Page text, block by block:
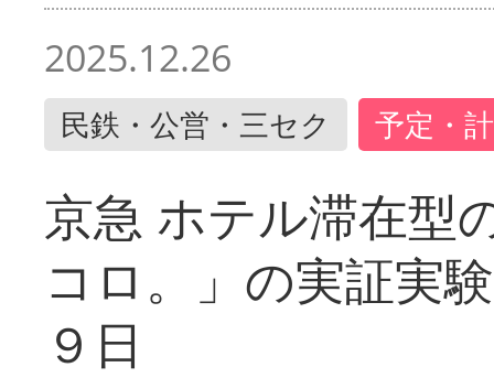
2025.12.26
民鉄・公営・三セク 予定・
京急 ホテル滞在型
コロ。」の実証実
９日